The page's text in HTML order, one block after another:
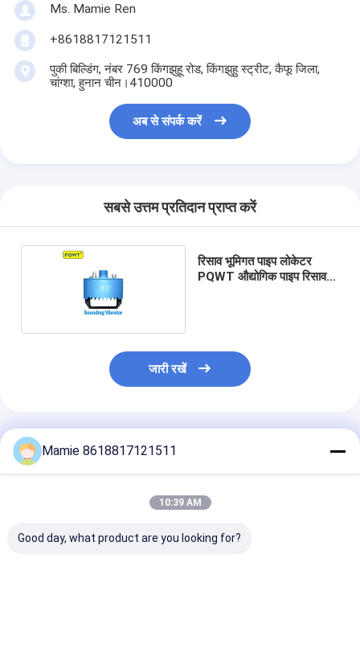
Ms. Mamie Ren
+8618817121511
पुकी बिल्डिंग, नंबर 769 किंगझुहू रोड, किंगझुहु स्ट्रीट, कैफू जिला,
चांग्शा, हुनान चीन।410000
अब से संपर्क करें
सबसे उत्तम प्रतिदान प्राप्त करें
रिसाव भूमिगत पाइप लोकेटर
PQWT औद्योगिक पाइप रिसाव
जारी रखें
अनुशंसित उत्पाद
Mamie 8618817121511
10:39 AM
Good day, what product are you looking for?